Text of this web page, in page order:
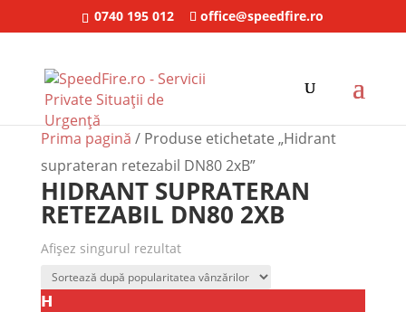
0740 195 012 office@speedfire.ro
Prima pagină / Produse etichetate „Hidrant
suprateran retezabil DN80 2xB”
HIDRANT SUPRATERAN
RETEZABIL DN80 2XB
Afișez singurul rezultat
𝗛